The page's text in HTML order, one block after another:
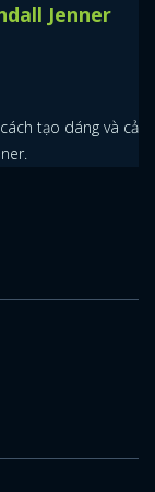
Jenner
tạo dáng và cả